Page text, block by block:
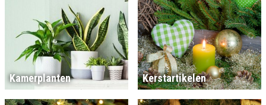
Kamerplanten Kerstartikelen